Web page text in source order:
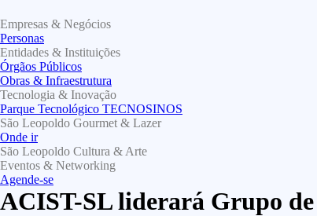
Empresas & Negócios
Personas
Entidades & Instituições
Órgãos Públicos
Obras & Infraestrutura
Tecnologia & Inovação
Parque Tecnológico TECNOSINOS
São Leopoldo Gourmet & Lazer
Onde ir
São Leopoldo Cultura & Arte
Eventos & Networking
Agende-se
ACIST-SL liderará Grupo